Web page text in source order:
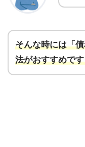
そんな時には「
法がおすすめで